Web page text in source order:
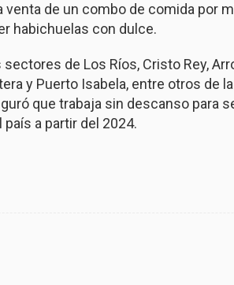
venta de un combo de comida por
habichuelas con dulce.
de Los Ríos, Cristo Rey,
y Puerto Isabela, entre otros de
que trabaja sin descanso para
a partir del 2024.